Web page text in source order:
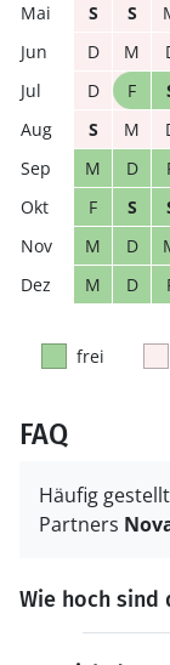
S
S
D
M
D
F
S
M
M
D
F
S
M
D
M
D
frei
FAQ
Häufig
Partners
Wie hoch sind